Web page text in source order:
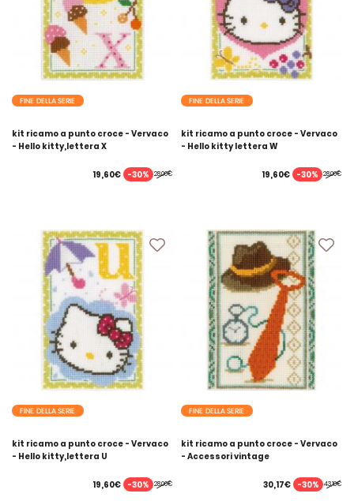
FINE DELLA SERIE
kit ricamo a punto croce - Vervaco
- Hello kitty,lettera X
28,00€
19,60€ -30%
FINE DELLA SERIE
kit ricamo a punto croce - Vervaco
- Hello kitty lettera W
28,00€
19,60€ -30%
FINE DELLA SERIE
kit ricamo a punto croce - Vervaco
- Hello kitty,lettera U
28,00€
19,60€ -30%
FINE DELLA SERIE
kit ricamo a punto croce - Vervaco
- Accessori vintage
43,10€
30,17€ -30%